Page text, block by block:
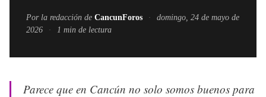
Por la redacción de CancunForos ·
domingo, 24 de mayo de
2026
· 1 min de lectura
Parece que en Cancún no solo somos buenos para